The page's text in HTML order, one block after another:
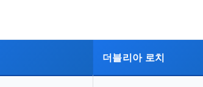
더블리아 로치